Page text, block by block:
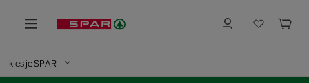
kies je SPAR